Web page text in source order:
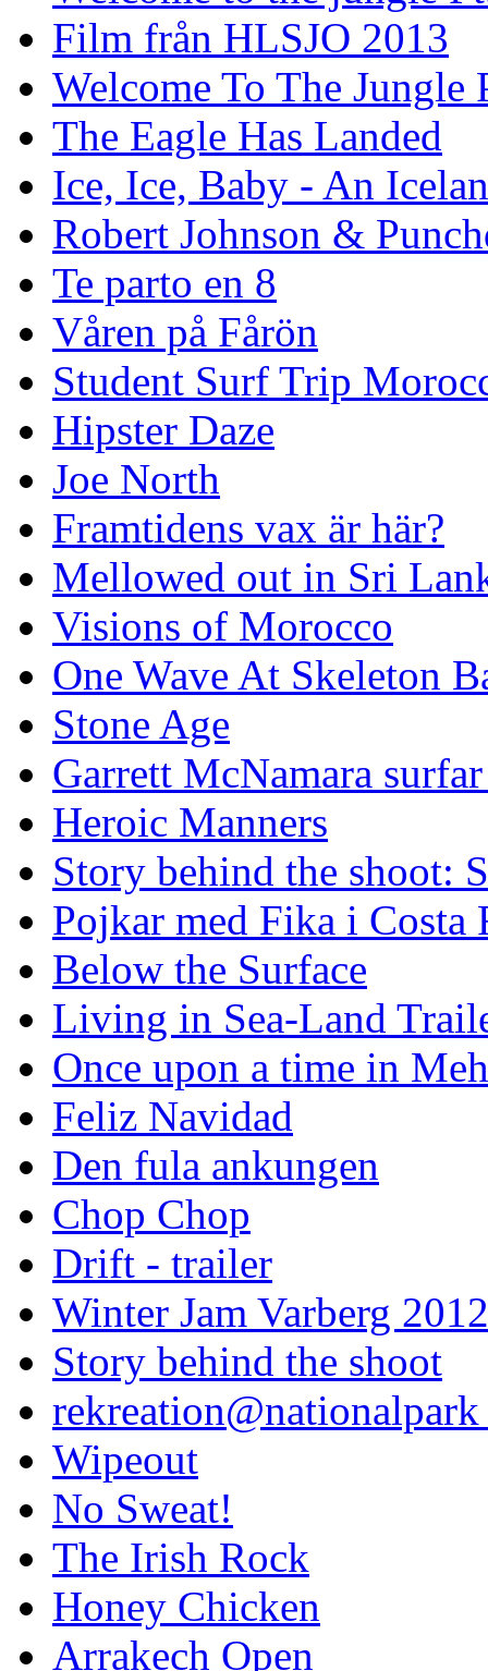
Film från HLSJO 2013
Welcome To The Jungle
The Eagle Has Landed
Ice, Ice, Baby - An
Robert Johnson &
Te parto en 8
Våren på Fårön
Student Surf Trip
Hipster Daze
Joe North
Framtidens vax är här?
Mellowed out in Sri
Visions of Morocco
One Wave At Skeleton
Stone Age
Garrett McNamara
Heroic Manners
Story behind the shoot:
Pojkar med Fika i Costa
Below the Surface
Living in Sea-Land
Once upon a time in
Feliz Navidad
Den fula ankungen
Chop Chop
Drift - trailer
Winter Jam Varberg 2012
Story behind the shoot
rekreation@nationalpark
Wipeout
No Sweat!
The Irish Rock
Honey Chicken
Arrakech Open